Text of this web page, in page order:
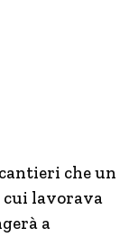
che un
cui lavorava
a